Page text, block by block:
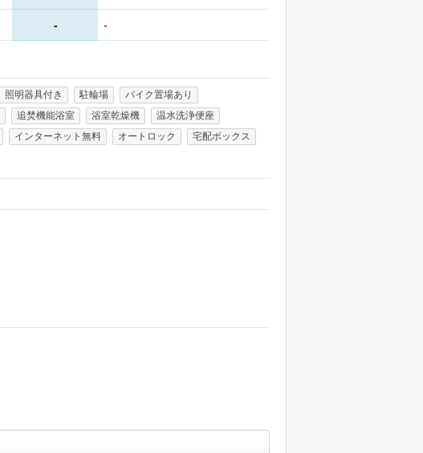
- -
照明器具付き 駐輪場
バイク置場あり
追焚機能浴室 浴室乾燥機
温水洗浄便座
インターネット無料 オートロック
宅配ボックス